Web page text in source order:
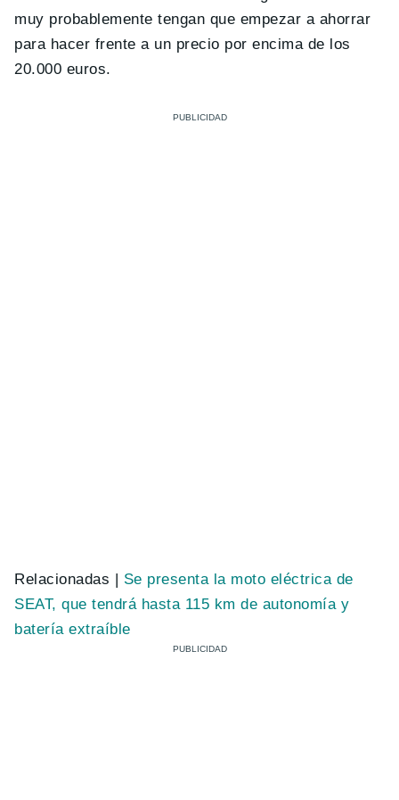
muy probablemente tengan que empezar a ahorrar
para hacer frente a un precio por encima de los
20.000 euros.
Relacionadas | Se presenta la moto eléctrica de
SEAT, que tendrá hasta 115 km de autonomía y
batería extraíble